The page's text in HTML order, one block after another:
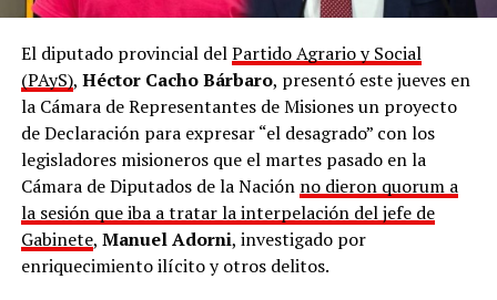
El diputado provincial delPartido Agrario y Social
(PAyS), Héctor Cacho Bárbaro, presentó este jueves en
la Cámara de Representantes de Misiones un proyecto
de Declaración para expresar “el desagrado” con los
legisladores misioneros que el martes pasado en la
Cámara de Diputados de la Nación no dieron quorum a
la sesión que iba a tratar la interpelación del jefe de
Gabinete, Manuel Adorni, investigado por
enriquecimiento ilícito y otros delitos.